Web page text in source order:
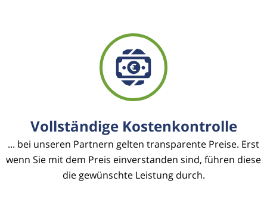
Vollständige Kostenkontrolle
... bei unseren Partnern gelten transparente Preise. Erst
wenn Sie mit dem Preis einverstanden sind, führen diese
die gewünschte Leistung durch.